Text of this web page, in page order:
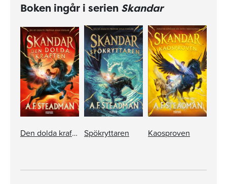
Boken ingår i serien Skandar
Den dolda kraften Spökryttaren Kaosproven